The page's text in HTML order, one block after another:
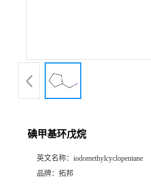
碘甲基环戊烷
英文名称： iodomethylcyclopentane
品牌： 拓邦